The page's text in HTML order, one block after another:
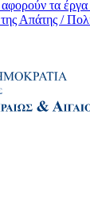
αφορούν τα
Απάτης /